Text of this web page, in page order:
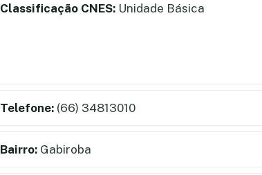
Classificação CNES: Unidade Básica
Telefone: (66) 34813010
Bairro: Gabiroba